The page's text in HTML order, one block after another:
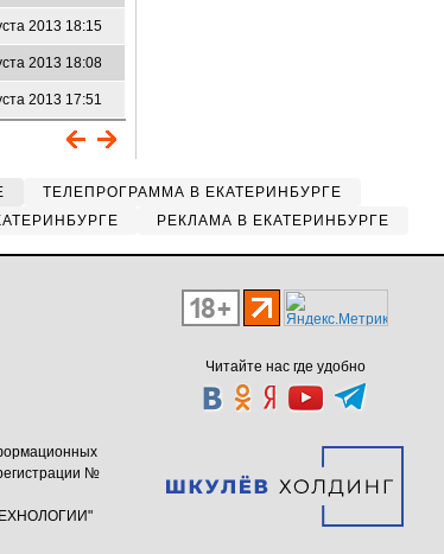
2013 18:15
2013 18:08
2013 17:51
ТЕЛЕПРОГРАММА В ЕКАТЕРИНБУРГЕ
РЕКЛАМА В ЕКАТЕРИНБУРГЕ
Читайте нас где удобно
№